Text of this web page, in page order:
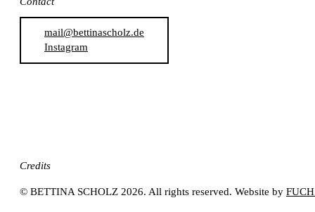
mail@bettinascholz.de
Instagram
Credits
© BETTINA SCHOLZ 2026. All rights reserved. Website by